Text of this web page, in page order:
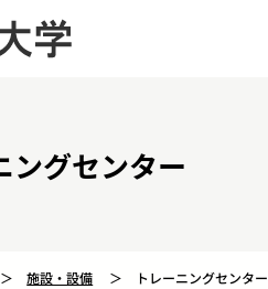
ングセンター
施設・設備 トレーニングセンター